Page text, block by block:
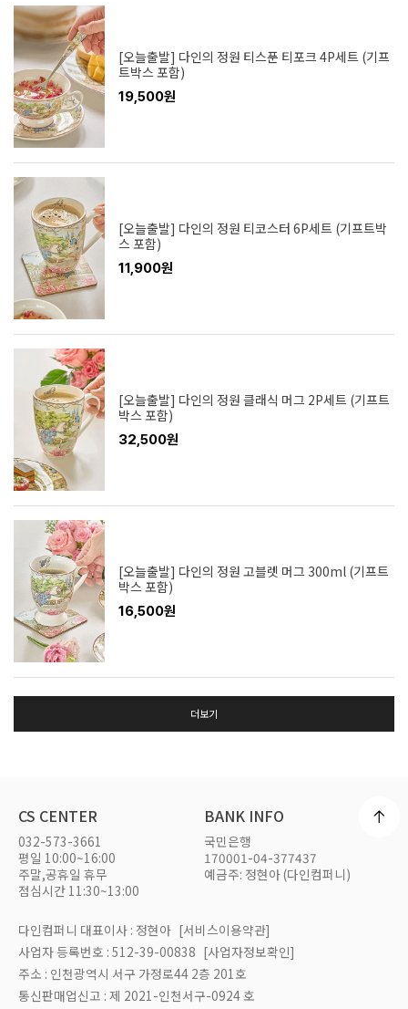
[오늘출발] 다인의 정원 티스푼 티포크 4P세트 (기프
트박스 포함)
19,500원
[오늘출발] 다인의 정원 티코스터 6P세트 (기프트박
스 포함)
11,900원
[오늘출발] 다인의 정원 클래식 머그 2P세트 (기프트
박스 포함)
32,500원
[오늘출발] 다인의 정원 고블렛 머그 300ml (기프트
박스 포함)
16,500원
더보기
CS CENTER
032-573-3661
평일 10:00~16:00
주말,공휴일 휴무
점심시간 11:30~13:00
BANK INFO
국민은행
170001-04-377437
예금주: 정현아 (다인컴퍼니)
다인컴퍼니 대표이사 : 정현아 [서비스이용약관]
사업자 등록번호 : 512-39-00838 [사업자정보확인]
주소 : 인천광역시 서구 가정로44 2층 201호
통신판매업신고 : 제 2021-인천서구-0924 호